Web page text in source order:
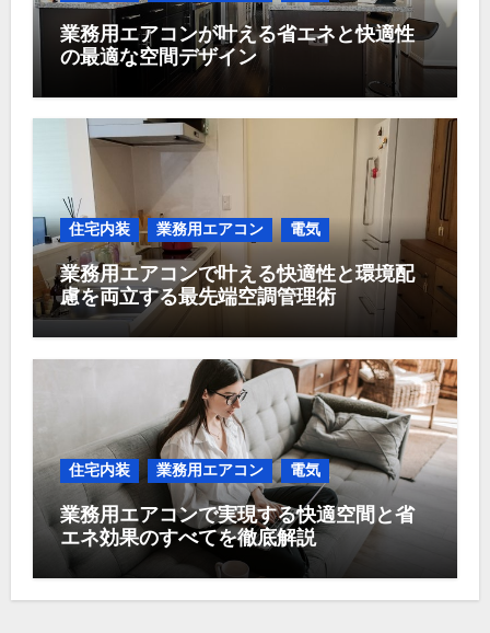
業務用エアコンが叶える省エネと快適性
の最適な空間デザイン
住宅内装 業務用エアコン 電気
業務用エアコンで叶える快適性と環境配
慮を両立する最先端空調管理術
住宅内装 業務用エアコン 電気
業務用エアコンで実現する快適空間と省
エネ効果のすべてを徹底解説